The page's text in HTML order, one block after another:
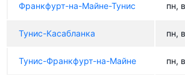
Франкфурт-на-Майне-Тунис пн,
Тунис-Касабланка пн,
Тунис-Франкфурт-на-Майне пн,